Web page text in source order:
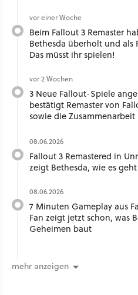
vor einer Woche
Beim Fallout 3 Remaster
Bethesda überholt und als
Das müsst ihr spielen!
vor 2 Wochen
3 Neue Fallout-Spiele
bestätigt Remaster von
sowie die
08.06.2026
Fallout 3 Remastered in
zeigt Bethesda, wie es geht
08.06.2026
7 Minuten Gameplay aus
Fan zeigt jetzt schon, was
Geheimen baut
mehr anzeigen